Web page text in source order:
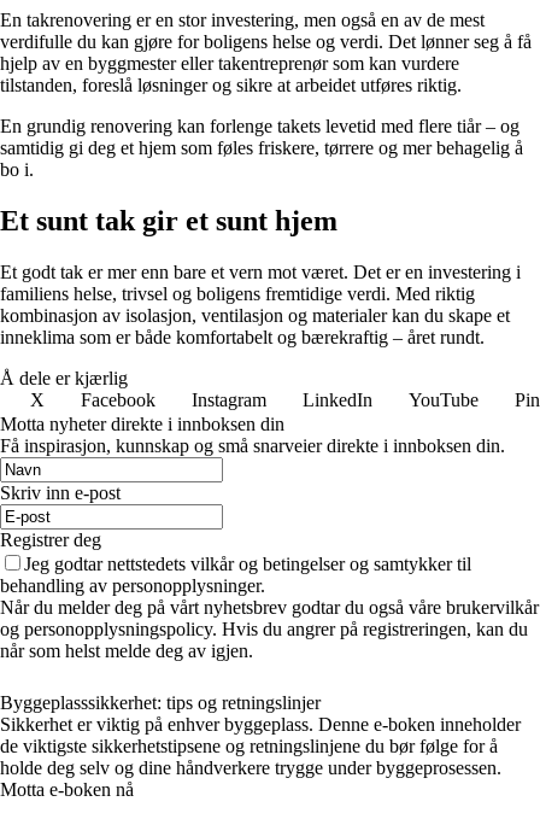
En takrenovering er en stor investering, men også en av de mest
verdifulle du kan gjøre for boligens helse og verdi. Det lønner seg å få
hjelp av en byggmester eller takentreprenør som kan vurdere
tilstanden, foreslå løsninger og sikre at arbeidet utføres riktig.
En grundig renovering kan forlenge takets levetid med flere tiår – og
samtidig gi deg et hjem som føles friskere, tørrere og mer behagelig å
bo i.
Et sunt tak gir et sunt hjem
Et godt tak er mer enn bare et vern mot været. Det er en investering i
familiens helse, trivsel og boligens fremtidige verdi. Med riktig
kombinasjon av isolasjon, ventilasjon og materialer kan du skape et
inneklima som er både komfortabelt og bærekraftig – året rundt.
Å dele er kjærlig
X
Facebook Instagram LinkedIn YouTube
Motta nyheter direkte i innboksen din
Få inspirasjon, kunnskap og små snarveier direkte i innboksen din.
Skriv inn e-post
Registrer deg
Jeg godtar nettstedets vilkår og betingelser og samtykker til
behandling av personopplysninger.
Når du melder deg på vårt nyhetsbrev godtar du også våre brukervilkår
og personopplysningspolicy. Hvis du angrer på registreringen, kan du
når som helst melde deg av igjen.
Byggeplasssikkerhet: tips og retningslinjer
Sikkerhet er viktig på enhver byggeplass. Denne e-boken inneholder
de viktigste sikkerhetstipsene og retningslinjene du bør følge for å
holde deg selv og dine håndverkere trygge under byggeprosessen.
Motta e-boken nå